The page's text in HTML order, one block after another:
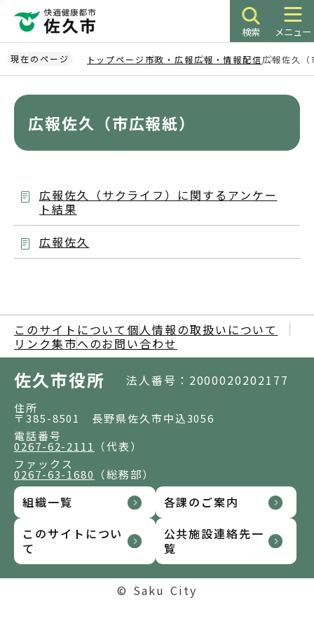
ペ
ー
ジ
検索 メニュー
現在のページ トップページ 市政・広報広報・情報配信広報佐久
広報佐久（市広報紙）
広報佐久（サクライフ）に関するアンケー
ト結果
広報佐久
このサイトについて 個人情報の取扱いについて
リンク集市へのお問い合わせ
佐久市役所 法人番号：2000020202177
住所
〒385-8501 長野県佐久市中込3056
電話番号
0267-62-2111
（代表）
ファックス
0267-63-1680 （総務部）
組織一覧
各課のご案内
このサイトについ
て
公共施設連絡先一
覧
© Saku City